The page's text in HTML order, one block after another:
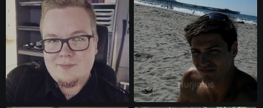
wateri Hurjimus